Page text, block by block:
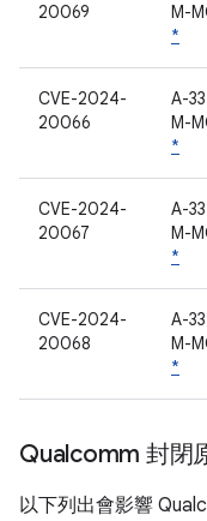
20069
M-
*
CVE-2024-
20066
A-
M-
*
CVE-2024-
20067
A-
M-
*
CVE-2024-
20068
A-
M-
*
Qualcomm 封閉
以下列出會影響